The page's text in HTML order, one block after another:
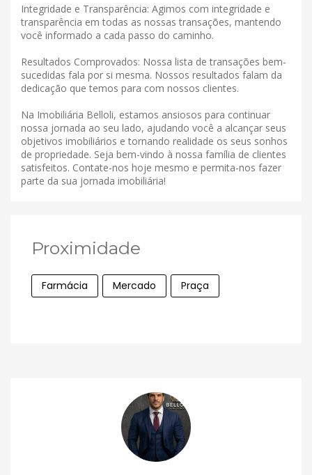
Integridade e Transparência: Agimos com integridade e
transparência em todas as nossas transações, mantendo
você informado a cada passo do caminho.
Resultados Comprovados: Nossa lista de transações bem-
sucedidas fala por si mesma. Nossos resultados falam da
dedicação que temos para com nossos clientes.
Na Imobiliária Belloli, estamos ansiosos para continuar
nossa jornada ao seu lado, ajudando você a alcançar seus
objetivos imobiliários e tornando realidade os seus sonhos
de propriedade. Seja bem-vindo à nossa família de clientes
satisfeitos. Contate-nos hoje mesmo e permita-nos fazer
parte da sua jornada imobiliária!
Proximidade
Farmácia Mercado Praça